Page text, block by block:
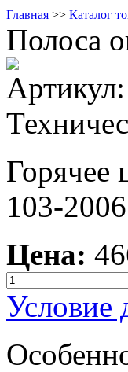
Главная >> Каталог
Полоса
Артикул:
103-2006
Цена:
Условие